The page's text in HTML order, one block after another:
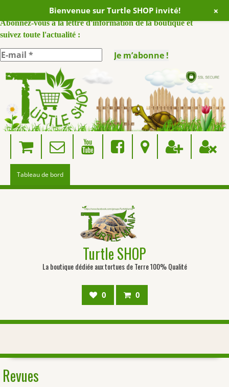
ABONNEZ VOUS A NOTRE NEWSLETTER :
Abonnez-vous à la lettre d'information de la boutique et
suivez toute l'actualité :
Skip
to
content
Tableau de bord
Turtle SHOP
La boutique dédiée aux tortues de Terre 100% Qualité
0 0
Revues
Bienvenue sur Turtle SHOP invité! +